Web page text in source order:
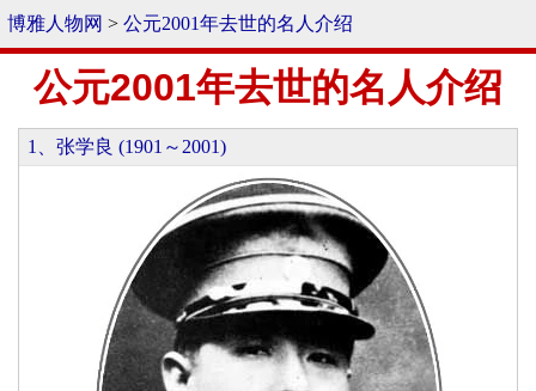
博雅人物网 > 公元2001年去世的名人介绍
公元2001年去世的名人介绍
1、张学良 (1901～2001)